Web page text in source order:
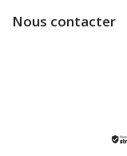
Nous contacter